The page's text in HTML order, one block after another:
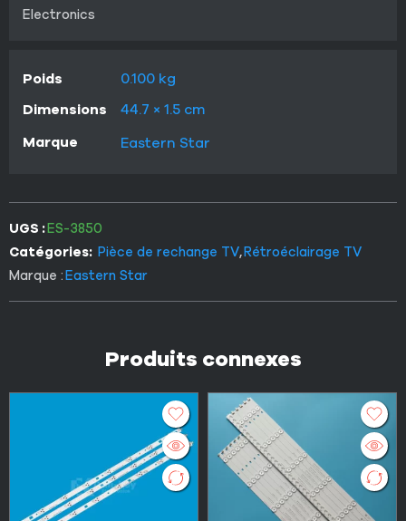
Electronics
Poids
0.100 kg
Dimensions
44.7 × 1.5 cm
Marque
Eastern Star
UGS :ES-3850
Catégories: Pièce de rechange TV,Rétroéclairage TV
Marque :Eastern Star
Produits connexes